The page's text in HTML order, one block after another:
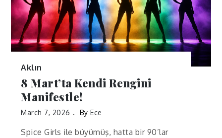
Aklın
8 Mart’ta Kendi Rengini
Manifestle!
March 7, 2026 ByEce
Spice Girls ile büyümüş, hatta bir 90’lar